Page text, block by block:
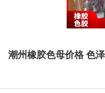
潮州橡胶色母价格 色